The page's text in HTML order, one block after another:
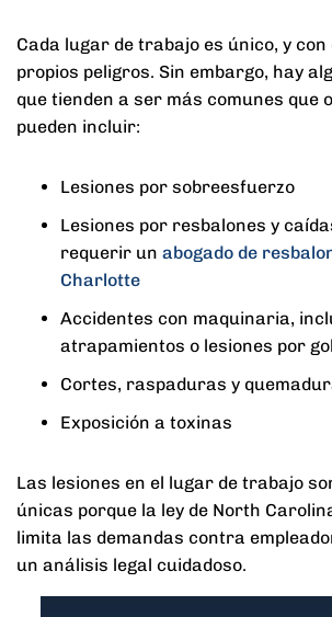
Cada lugar de trabajo es único, y con
propios peligros. Sin embargo, hay
que tienden a ser más comunes que
pueden incluir:
Lesiones por sobreesfuerzo
Lesiones por resbalones y
requerir un abogado de
Charlotte
Accidentes con maquinaria,
atrapamientos o lesiones por
Cortes, raspaduras y
Exposición a toxinas
Las lesiones en el lugar de trabajo
únicas porque la ley de North
limita las demandas contra
un análisis legal cuidadoso.